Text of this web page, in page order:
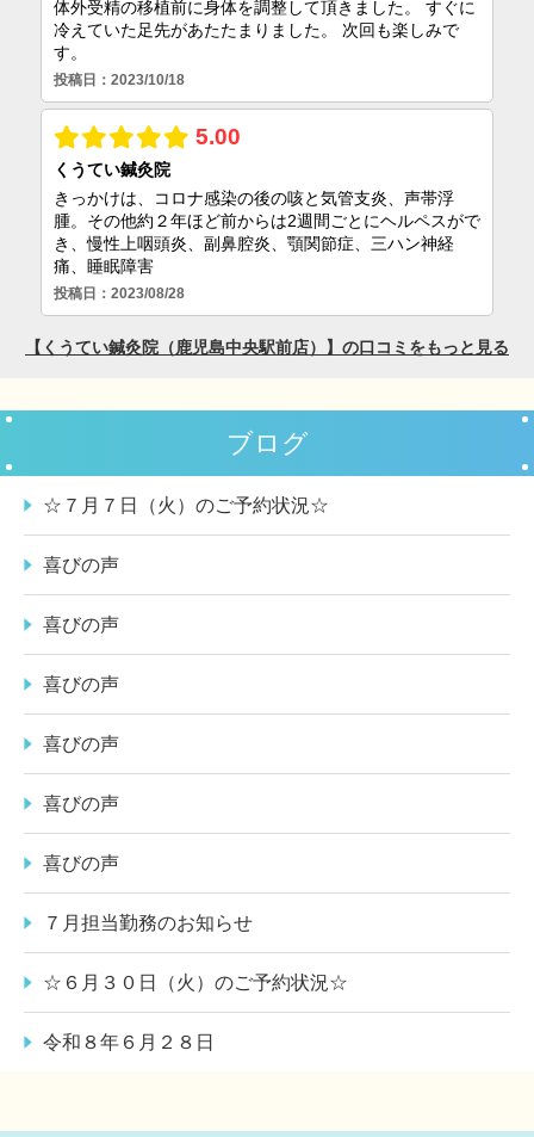
ブログ
☆７月７日（火）のご予約状況☆
喜びの声
喜びの声
喜びの声
喜びの声
喜びの声
喜びの声
７月担当勤務のお知らせ
☆６月３０日（火）のご予約状況☆
令和８年６月２８日